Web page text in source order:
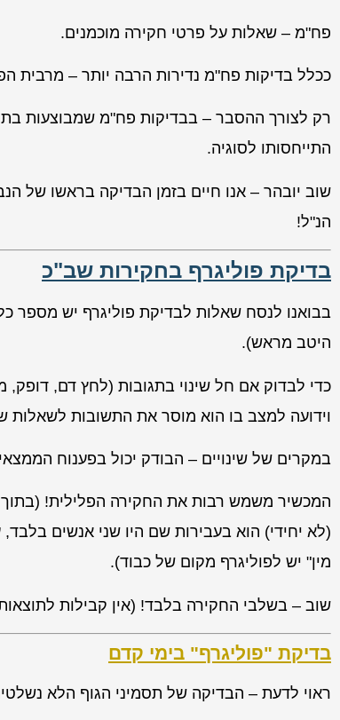
פח"מ – שאלות על פרטי חקירה מוכמנים.
ככלל בדיקות פח"מ נדירות הרבה יותר – מרבית
רק לצורך ההסבר – בבדיקות פח"מ שמבוצעות
התייחסותו לסוגיה.
שוב יובהר – אנו חיים בזמן הבדיקה בראשו של
הנ"ל!
בדיקת פוליגרף בחקירות שב"כ
בבואנו לנסח שאלות לבדיקת פוליגרף יש מספר
היטב מראש).
כדי לבדוק אם חל שינוי בתגובות (לחץ דם,
וידועה למצב בו הוא מוסר את התשובות לשאלות
במקרים של שינויים – הבודק יכול בפענוח
המכשיר משמש רבות את החקירה הפלילית! (בתוך
(לא יחידי) הוא בעבירות שם היו שני אנשים
מין" יש לפוליגרף מקום של כבוד).
שוב – בשלבי החקירה בלבד! (אין קבילות
בדיקת "פוליגרף" בימי קדם
ראוי לדעת – הבדיקה של תסמיני הגוף הלא